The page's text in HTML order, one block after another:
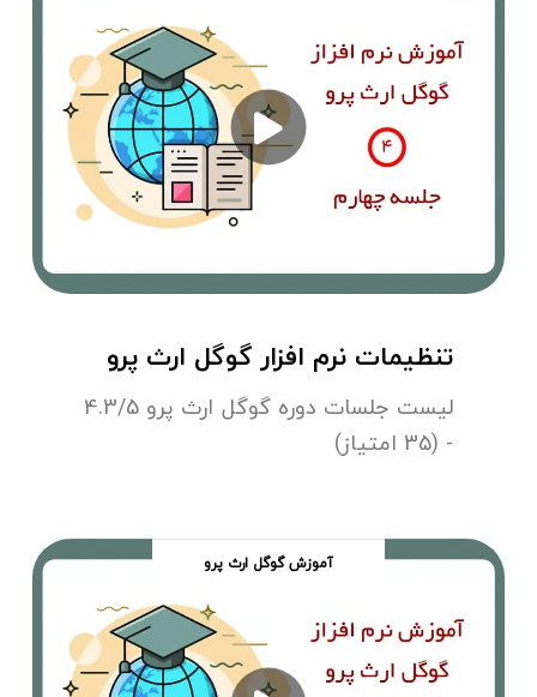
تنظیمات نرم افزار گوگل ارث پرو
لیست جلسات دوره گوگل ارث پرو 4.3/5
- (35 امتیاز)
آموزش گوگل ارث پرو